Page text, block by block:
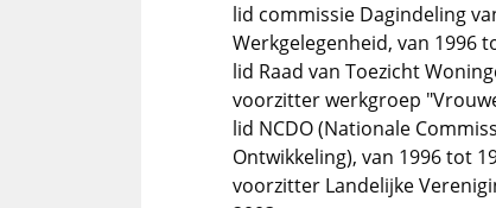
lid commissie Dagindeling
Werkgelegenheid, van 1996
lid Raad van Toezicht
voorzitter werkgroep
lid NCDO (Nationale
Ontwikkeling), van 1996 tot
voorzitter Landelijke